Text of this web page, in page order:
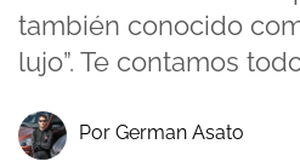
también conocido
lujo”. Te contamos
Por German Asato